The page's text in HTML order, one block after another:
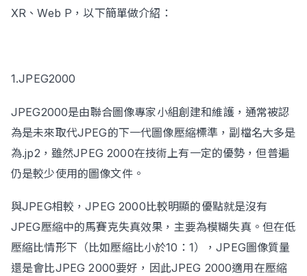
XR、Web P，以下簡單做介紹：
1.JPEG2000
JPEG2000是由聯合圖像專家小組創建和維護，通常被認
為是未來取代JPEG的下一代圖像壓縮標準，副檔名大多是
為.jp2，雖然JPEG 2000在技術上有一定的優勢，但普遍
仍是較少使用的圖像文件。
與JPEG相較，JPEG 2000比較明顯的優點就是沒有
JPEG壓縮中的馬賽克失真效果，主要為模糊失真。但在低
壓縮比情形下（比如壓縮比小於10：1），JPEG圖像質量
還是會比JPEG 2000要好，因此JPEG 2000適用在壓縮